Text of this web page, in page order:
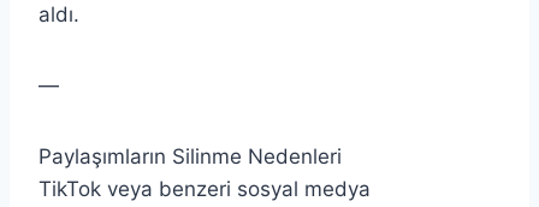
aldı.
—
Paylaşımların Silinme Nedenleri
TikTok veya benzeri sosyal medya